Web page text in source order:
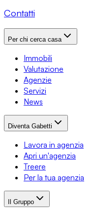
Contatti
Per chi cerca casa
Immobili
Valutazione
Agenzie
Servizi
News
Diventa Gabetti
Lavora in agenzia
Apri un'agenzia
Treere
Per la tua agenzia
Il Gruppo